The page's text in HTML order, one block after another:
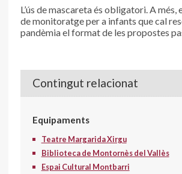
L’ús de mascareta és obligatori. A
de monitoratge per a infants que cal
pandèmia el format de les propostes
Contingut relacionat
Equipaments
Teatre Margarida Xirgu
Biblioteca de Montornès del Vallès
Espai Cultural Montbarri